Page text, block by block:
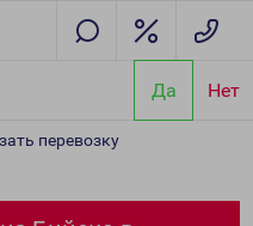
Да Нет
перевозку